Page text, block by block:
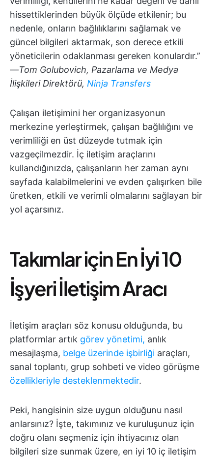
hissettiklerinden büyük ölçüde etkilenir; bu
nedenle, onların bağlılıklarını sağlamak ve
güncel bilgileri aktarmak, son derece etkili
yöneticilerin odaklanması gereken konulardır.”
—Tom Golubovich, Pazarlama ve Medya
İlişkileri Direktörü, Ninja Transfers
Çalışan iletişimini her organizasyonun
merkezine yerleştirmek, çalışan bağlılığını ve
verimliliği en üst düzeyde tutmak için
vazgeçilmezdir. İç iletişim araçlarını
kullandığınızda, çalışanların her zaman aynı
sayfada kalabilmelerini ve evden çalışırken bile
üretken, etkili ve verimli olmalarını sağlayan bir
yol açarsınız.
Takımlar için En İyi 10
İşyeri İletişim Aracı
İletişim araçları söz konusu olduğunda, bu
platformlar artık görev yönetimi, anlık
mesajlaşma, belge üzerinde işbirliği araçları,
sanal toplantı, grup sohbeti ve video görüşme
özellikleriyle desteklenmektedir.
Peki, hangisinin size uygun olduğunu nasıl
anlarsınız? İşte, takımınız ve kuruluşunuz için
doğru olanı seçmeniz için ihtiyacınız olan
bilgileri size sunmak üzere, en iyi 10 iç iletişim